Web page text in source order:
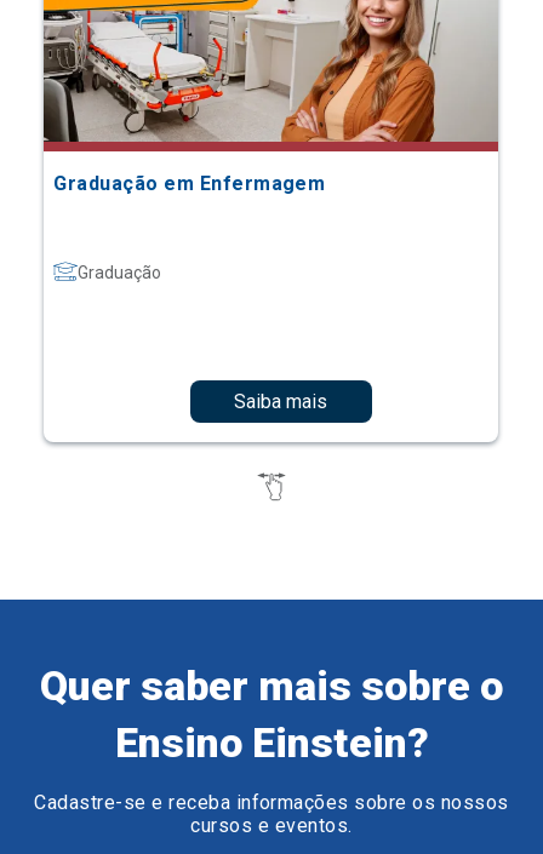
Graduação em Enfermagem
Graduação
Saiba mais
Quer saber mais sobre o
Ensino Einstein?
Cadastre-se e receba informações sobre os nossos
cursos e eventos.